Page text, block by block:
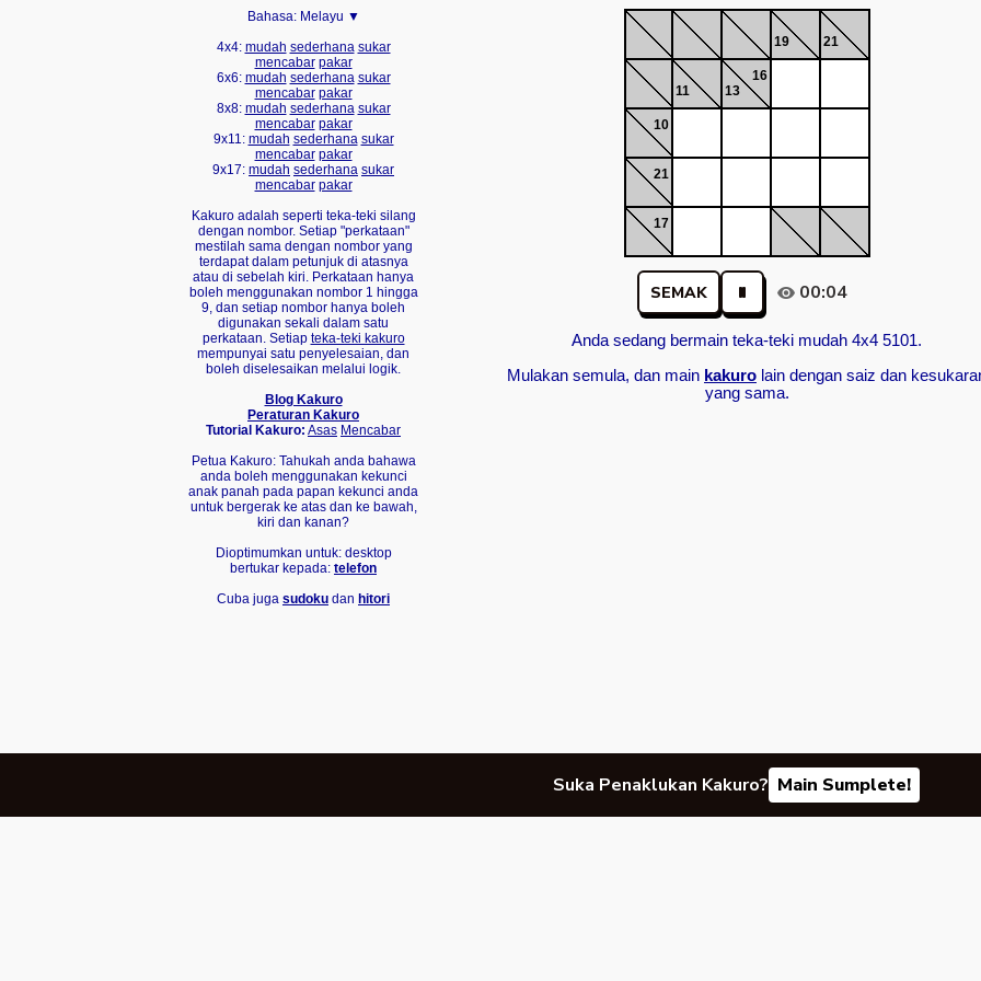
Bahasa: Melayu ▼
4x4: mudah sederhana sukar
mencabar pakar
6x6: mudah sederhana sukar
mencabar pakar
8x8: mudah sederhana sukar
mencabar pakar
9x11: mudah sederhana sukar
mencabar pakar
9x17: mudah sederhana sukar
mencabar pakar
Kakuro adalah seperti teka-teki silang
dengan nombor. Setiap "perkataan"
mestilah sama dengan nombor yang
terdapat dalam petunjuk di atasnya
atau di sebelah kiri. Perkataan hanya
boleh menggunakan nombor 1 hingga
9, dan setiap nombor hanya boleh
digunakan sekali dalam satu
perkataan. Setiap teka-teki kakuro
mempunyai satu penyelesaian, dan
boleh diselesaikan melalui logik.
Blog Kakuro
Peraturan Kakuro
Tutorial Kakuro: Asas Mencabar
Petua Kakuro: Tahukah anda bahawa
anda boleh menggunakan kekunci
anak panah pada papan kekunci anda
untuk bergerak ke atas dan ke bawah,
kiri dan kanan?
Dioptimumkan untuk: desktop
bertukar kepada: telefon
Cuba juga sudoku dan hitori
19 21
11
16
13
10
21
17
SEMAK 00:04
Anda sedang bermain teka-teki mudah 4x4 5101.
Mulakan semula, dan main kakuro lain dengan saiz dan
yang sama.
Suka Penaklukan Kakuro? Main Sumplete!